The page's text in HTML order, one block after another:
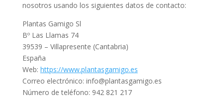
nosotros usando los siguientes datos de contacto:
Plantas Gamigo Sl
Bº Las Llamas 74
39539 – Villapresente (Cantabria)
España
Web: https://www.plantasgamigo.es
Correo electrónico: info@plantasgamigo.es
Número de teléfono: 942 821 217